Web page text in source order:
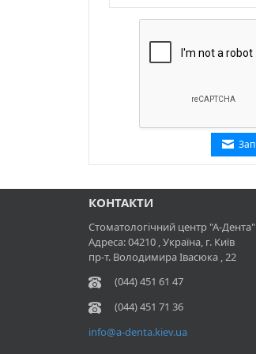
КОНТАКТИ
Стоматологічний центр "А-Дента"
Адреса:04210 , Україна, г. Київ
пр-т. Володимира Івасюка , 22
(044) 451 61 47
(044) 451 71 36
info@a-denta.kiev.ua